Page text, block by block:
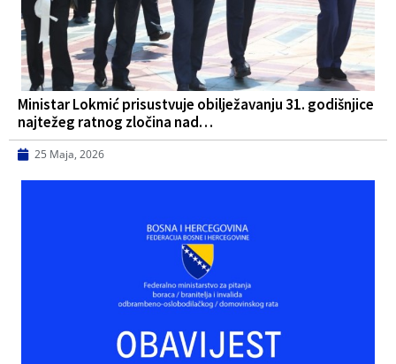
Ministar Lokmić prisustvuje obilježavanju 31. godišnjice
najtežeg ratnog zločina nad…
25 Maja, 2026